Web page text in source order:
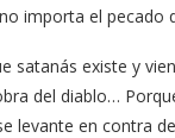
importa el pecado
satanás existe y
del diablo…
levante en contra